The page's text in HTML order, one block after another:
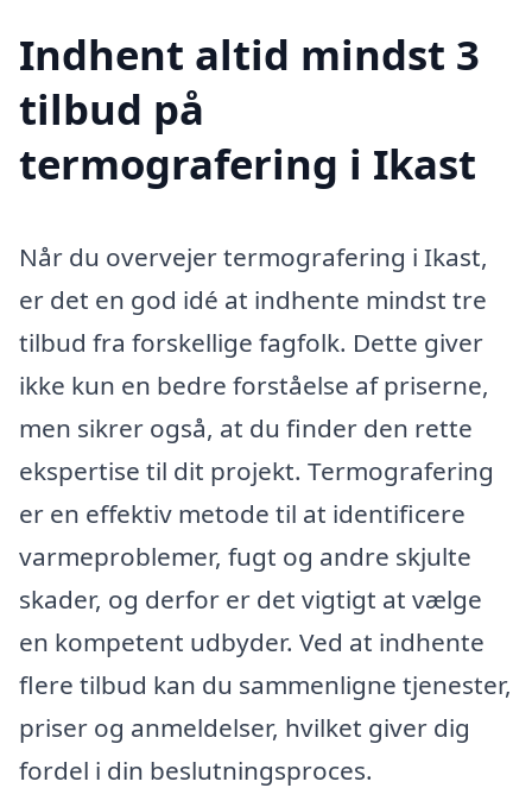
Indhent altid mindst 3
tilbud på
termografering i Ikast
Når du overvejer termografering i Ikast,
er det en god idé at indhente mindst tre
tilbud fra forskellige fagfolk. Dette giver
ikke kun en bedre forståelse af priserne,
men sikrer også, at du finder den rette
ekspertise til dit projekt. Termografering
er en effektiv metode til at identificere
varmeproblemer, fugt og andre skjulte
skader, og derfor er det vigtigt at vælge
en kompetent udbyder. Ved at indhente
flere tilbud kan du sammenligne tjenester,
priser og anmeldelser, hvilket giver dig
fordel i din beslutningsproces.